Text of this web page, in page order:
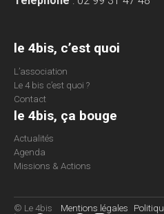
le 4bis, c’est quoi
L’association
Le 4 bis c’est quoi ?
Contact
le 4bis, ça bouge
Actualités
Agenda
Missions & Actions
© Le 4bis Mentions légales